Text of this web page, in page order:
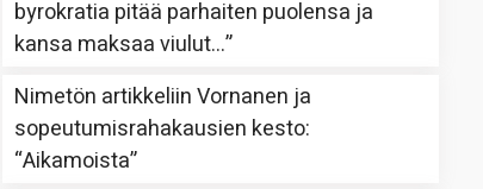
byrokratia pitää parhaiten puolensa ja
kansa maksaa viulut…”
Nimetön artikkeliinVornanen ja
sopeutumisrahakausien kesto:
“Aikamoista”